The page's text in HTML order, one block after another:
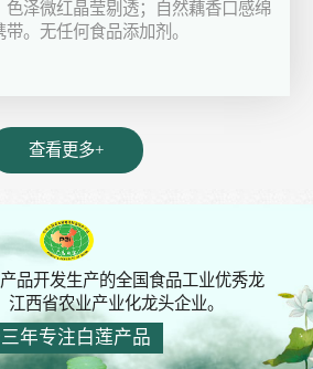
色泽微红晶莹剔透；自然藕香口感绵
。无任何食品添加剂。
查看更多+
品开发生产的全国食品工业优秀龙
江西省农业产业化龙头企业。
年专注白莲产品